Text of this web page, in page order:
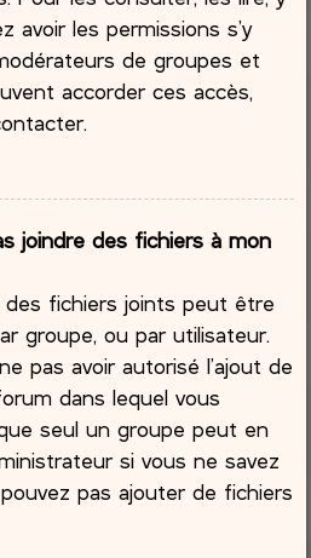
avoir les permissions s’y
de groupes et
accorder ces accès,
joindre des fichiers à mon
des fichiers joints peut être
groupe, ou par utilisateur.
pas avoir autorisé l’ajout de
dans lequel vous
seul un groupe peut en
si vous ne savez
pas ajouter de fichiers